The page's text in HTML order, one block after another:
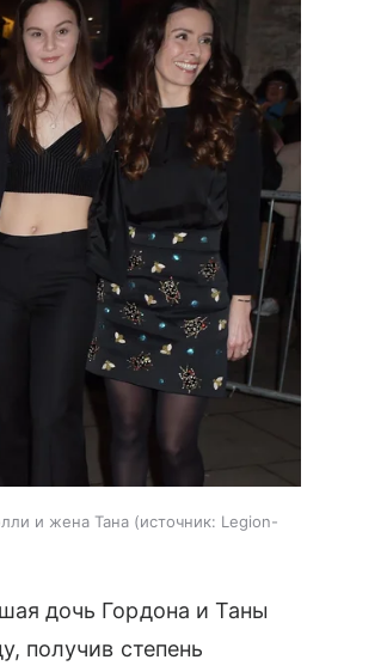
и жена Тана источник: Legion-
дочь Гордона и Таны
получив степень